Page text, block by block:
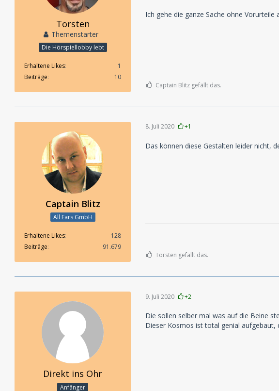
Torsten
Themenstarter
Die Hörspiellobby lebt
Erhaltene Likes
1
Beiträge
10
Ich gehe die ganze Sache ohne Vorurteile
Captain Blitz gefällt das.
Captain Blitz
All Ears GmbH
Erhaltene Likes
128
Beiträge
91.679
8. Juli 2020 +1
Das können diese Gestalten leider nicht,
Torsten gefällt das.
Direkt ins Ohr
Anfänger
9. Juli 2020 +2
Die sollen selber mal was auf die Beine
Dieser Kosmos ist total genial aufgebaut,